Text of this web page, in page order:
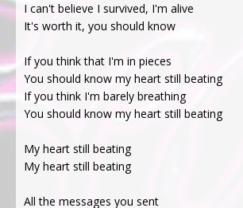
I can't believe I survived, I'm alive
It's worth it, you should know
If you think that I'm in pieces
You should know my heart still beating
If you think I'm barely breathing
You should know my heart still beating
My heart still beating
My heart still beating
All the messages you sent